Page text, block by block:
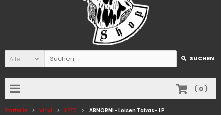
Alle SUCHEN
( 0)
Startseite Vinyl LP/10 ABNORMI - Loisen Taivas - LP